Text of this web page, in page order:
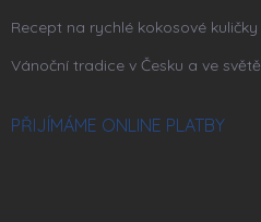
Recept na rychlé kokosové kuličky
Vánoční tradice v Česku a ve světě
PŘIJÍMÁME ONLINE PLATBY